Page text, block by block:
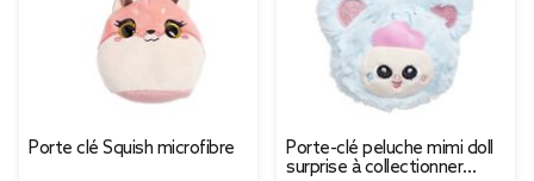
Porte clé Squish microfibre
Porte-clé peluche mimi doll
surprise à collectionner